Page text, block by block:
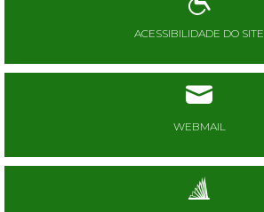
ACESSIBILIDADE DO SITE
WEBMAIL